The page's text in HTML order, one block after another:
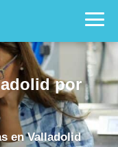
por
en Valladolid